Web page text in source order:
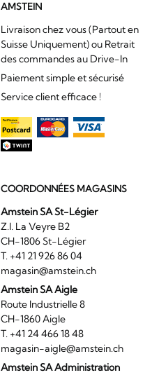
AMSTEIN
Livraison chez vous (Partout en
Suisse Uniquement) ou Retrait
des commandes au Drive-In
Paiement simple et sécurisé
Service client efficace !
COORDONNÉES MAGASINS
Amstein SA St-Légier
Z.I. La Veyre B2
CH-1806 St-Légier
T. +41 21 926 86 04
magasin@amstein.ch
Amstein SA Aigle
Route Industrielle 8
CH-1860 Aigle
T. +41 24 466 18 48
magasin-aigle@amstein.ch
Amstein SA Administration